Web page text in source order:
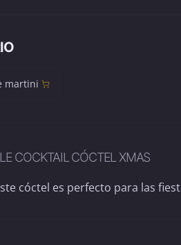
martini
COCKTAIL CÓCTEL XMAS
cóctel es perfecto para las